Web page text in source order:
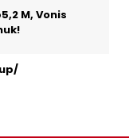
M, Vonis